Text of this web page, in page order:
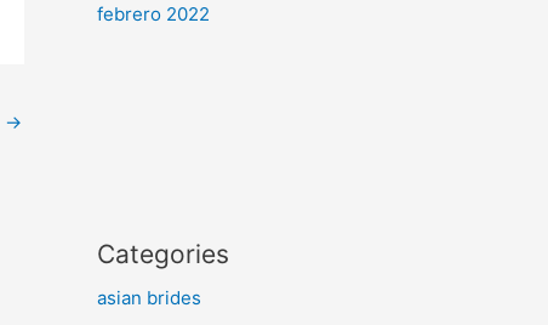
→
febrero 2022
Categories
asian brides